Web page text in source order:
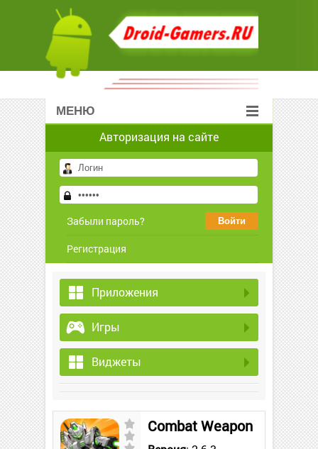
МЕНЮ
Авторизация на сайте
Забыли пароль?
Регистрация
Приложения
Игры
Виджеты
Combat Weapon